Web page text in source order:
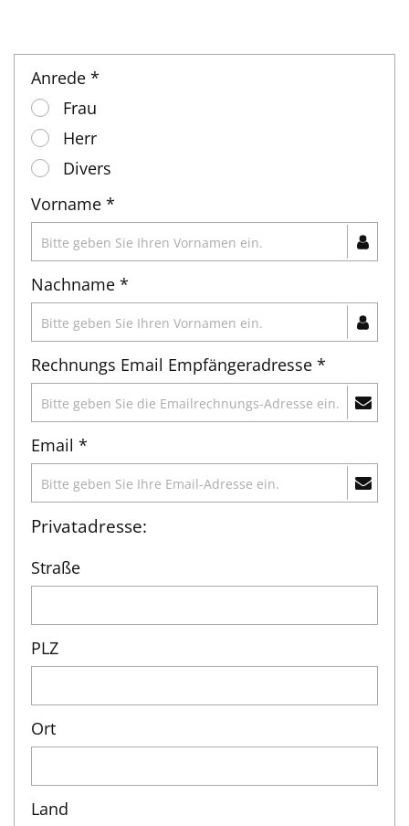
Anrede *
Frau
Herr
Divers
Vorname *
Nachname *
Rechnungs Email Empfängeradresse *
Email *
Privatadresse:
Straße
PLZ
Ort
Land